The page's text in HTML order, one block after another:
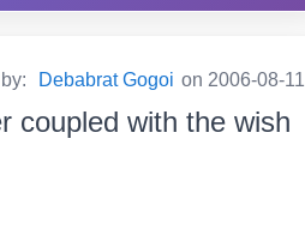
Debabrat Gogoi on 2006-08-11
coupled with the wish